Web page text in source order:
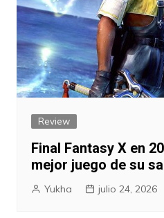
Review
Final Fantasy X en
mejor juego de su
Yukha julio 24, 2026